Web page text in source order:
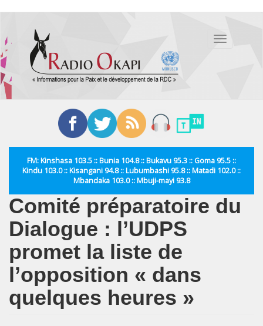
contenu
principal
Toggle
FM: Kinshasa 103.5 :: Bunia 104.8 :: Bukavu 95.3 :: Goma 95.5 ::
Kindu 103.0 :: Kisangani 94.8 :: Lubumbashi 95.8 :: Matadi 102.0 ::
Mbandaka 103.0 :: Mbuji-mayi 93.8
Comité préparatoire du
Dialogue : l’UDPS
promet la liste de
l’opposition « dans
quelques heures »